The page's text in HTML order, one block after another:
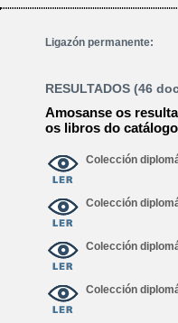
Ligazón permanente:
RESULTADOS (46
Amosanse os
os libros do catálogo
Colección
Colección
Colección
Colección